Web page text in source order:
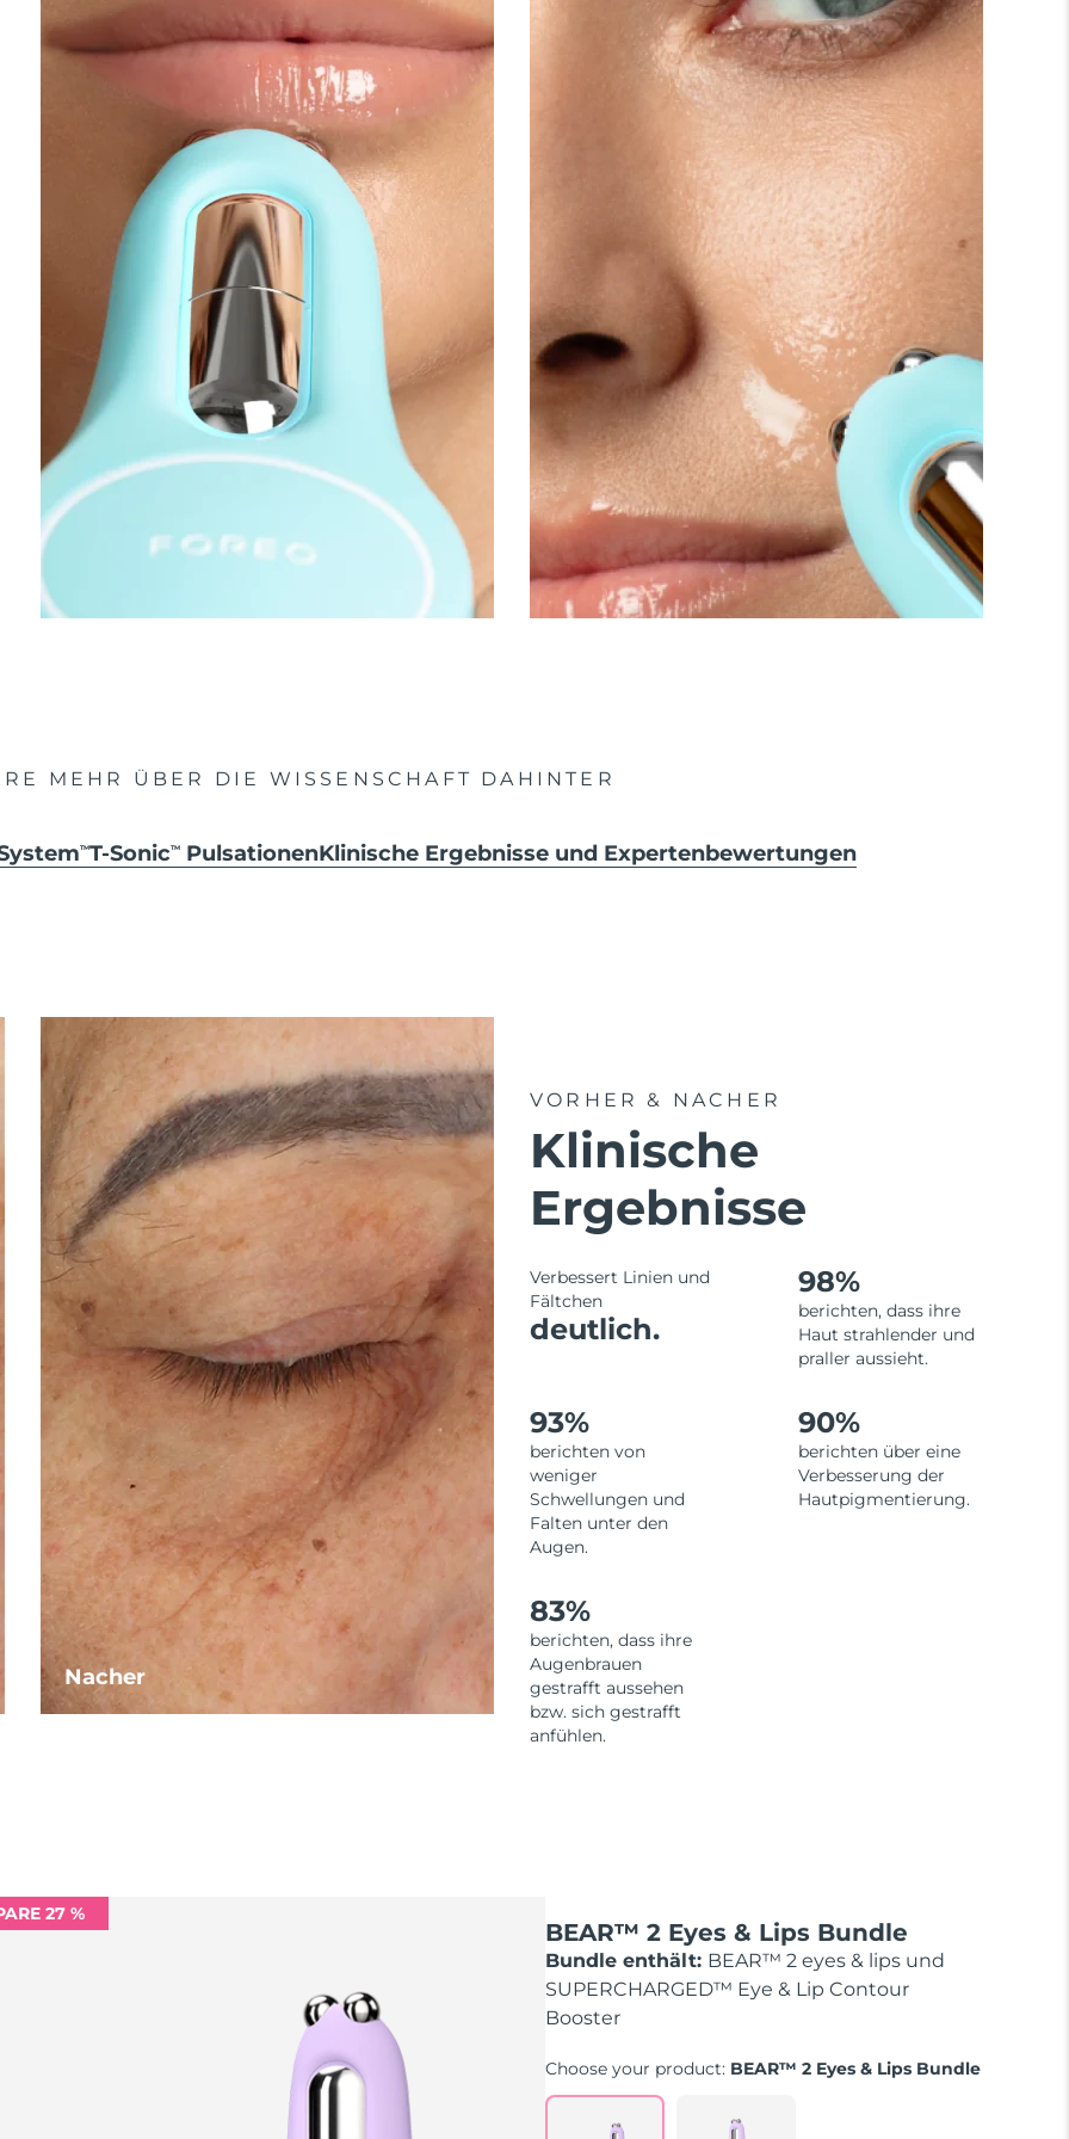
MEHR ÜBER DIE WISSENSCHAFT DAHINTER
TMT-SonicTMPulsationenKlinische Ergebnisse und Expertenbewertungen
Nacher
VORHER & NACHER
Klinische
Ergebnisse
Verbessert Linien und
Fältchen
deutlich.
98%
berichten, dass ihre
Haut strahlender und
praller aussieht.
93%
berichten von
weniger
Schwellungen und
Falten unter den
Augen.
90%
berichten über eine
Verbesserung der
Hautpigmentierung.
83%
berichten, dass ihre
Augenbrauen
gestrafft aussehen
bzw. sich gestrafft
anfühlen.
27 %
BEAR™ 2 Eyes & Lips Bundle
Bundle enthält: BEAR™ 2 eyes & lips und
SUPERCHARGED™ Eye & Lip Contour
Booster
Choose your product: BEAR™ 2 Eyes & Lips Bundle